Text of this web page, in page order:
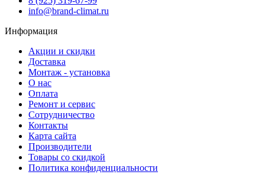
info@brand-climat.ru
Информация
Акции и скидки
Доставка
Монтаж - установка
О нас
Оплата
Ремонт и сервис
Сотрудничество
Контакты
Карта сайта
Производители
Товары со скидкой
Политика конфиденциальности